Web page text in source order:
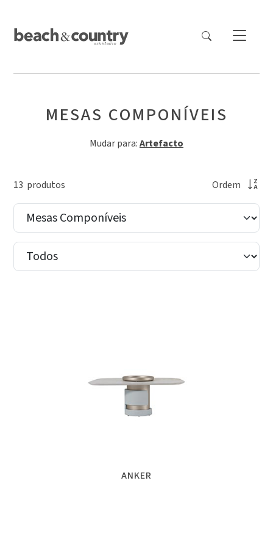
MESAS COMPONÍVEIS
Mudar para:Artefacto
13 produtos Ordem
ANKER